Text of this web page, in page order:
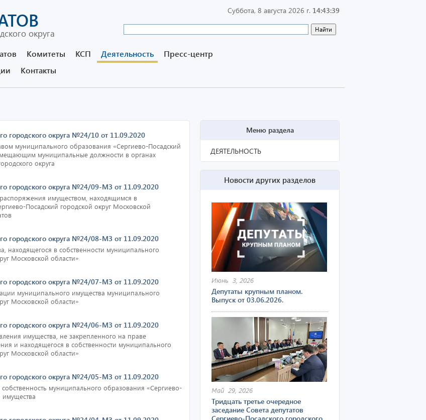
округа
Суббота, 8 августа 2026 г. 14:43:39
Комитеты КСП Деятельность
Пресс-центр
Контакты
городского округа №24/10 от 11.09.2020
муниципального образования «Сергиево-Посадский
муниципальные должности в органах
округа
городского округа №24/09-МЗ от 11.09.2020
имуществом, находящимся в
Посадский городской округ Московской
городского округа №24/08-МЗ от 11.09.2020
в собственности муниципального
Московской области»
городского округа №24/07-МЗ от 11.09.2020
муниципального имущества муниципального
Московской области»
городского округа №24/06-МЗ от 11.09.2020
имущества, не закрепленного на праве
и находящегося в собственности муниципального
Московской области»
городского округа №24/05-МЗ от 11.09.2020
муниципального образования «Сергиево-
имущества
Меню раздела
ДЕЯТЕЛЬНОСТЬ
Новости других разделов
Июнь 3, 2026
Депутаты крупным планом.
Выпуск от 03.06.2026.
Май 29, 2026
Тридцать третье очередное
заседание Совета депутатов